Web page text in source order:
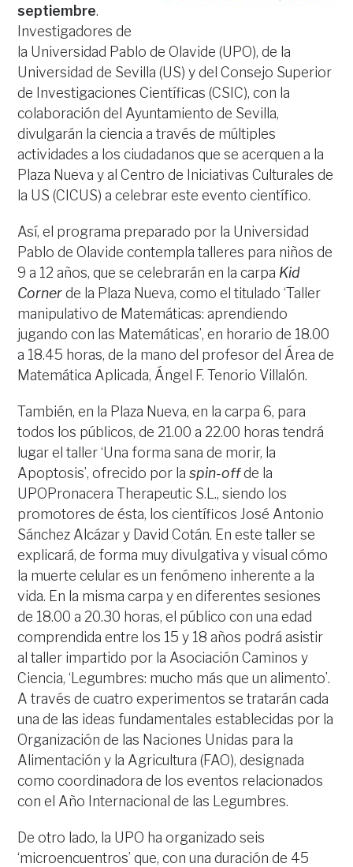
septiembre.
Investigadores de
la Universidad Pablo de Olavide (UPO), de la
Universidad de Sevilla (US) y del Consejo Superior
de Investigaciones Científicas (CSIC), con la
colaboración del Ayuntamiento de Sevilla,
divulgarán la ciencia a través de múltiples
actividades a los ciudadanos que se acerquen a la
Plaza Nueva y al Centro de Iniciativas Culturales de
la US (CICUS) a celebrar este evento científico.
Así, el programa preparado por la Universidad
Pablo de Olavide contempla talleres para niños de
9 a 12 años, que se celebrarán en la carpa Kid
Cornerde la Plaza Nueva, como el titulado ‘Taller
manipulativo de Matemáticas: aprendiendo
jugando con las Matemáticas’, en horario de 18.00
a 18.45 horas, de la mano del profesor del Área de
Matemática Aplicada, Ángel F. Tenorio Villalón.
También, en la Plaza Nueva, en la carpa 6, para
todos los públicos, de 21.00 a 22.00 horas tendrá
lugar el taller ‘Una forma sana de morir, la
Apoptosis’, ofrecido por laspin-offde la
UPOPronacera Therapeutic S.L., siendo los
promotores de ésta, los científicos José Antonio
Sánchez Alcázar y David Cotán. En este taller se
explicará, de forma muy divulgativa y visual cómo
la muerte celular es un fenómeno inherente a la
vida. En la misma carpa y en diferentes sesiones
de 18.00 a 20.30 horas, el público con una edad
comprendida entre los 15 y 18 años podrá asistir
al taller impartido por la Asociación Caminos y
Ciencia, ‘Legumbres: mucho más que un alimento’.
A través de cuatro experimentos se tratarán cada
una de las ideas fundamentales establecidas por la
Organización de las Naciones Unidas para la
Alimentación y la Agricultura (FAO), designada
como coordinadora de los eventos relacionados
con el Año Internacional de las Legumbres.
De otro lado, la UPO ha organizado seis
‘microencuentros’ que, con una duración de 45